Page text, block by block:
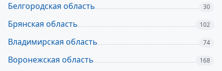
Белгородская область 30
Брянская область 102
Владимирская область 74
Воронежская область 168